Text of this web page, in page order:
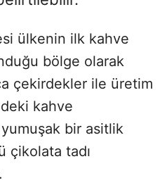
ülkenin ilk kahve
bölge olarak
çekirdekler ile üretim
kahve
bir asitlik
çikolata tadı